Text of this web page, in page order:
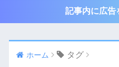
記事内に広告
ホーム タグ